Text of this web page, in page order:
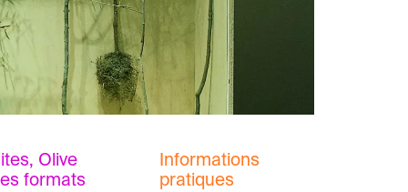
Olive
formats
Informations
pratiques